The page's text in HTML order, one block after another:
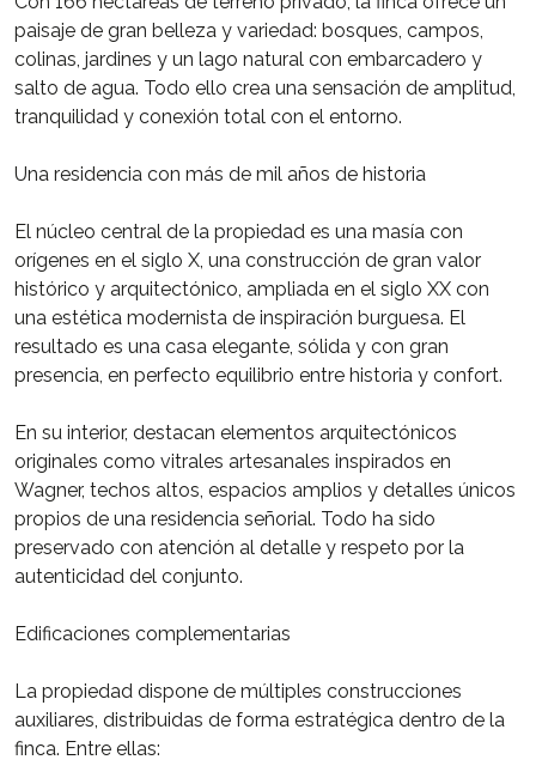
paisaje de gran belleza y variedad: bosques, campos,
colinas, jardines y un lago natural con embarcadero y
salto de agua. Todo ello crea una sensación de amplitud,
tranquilidad y conexión total con el entorno.
Una residencia con más de mil años de historia
El núcleo central de la propiedad es una masía con
orígenes en el siglo X, una construcción de gran valor
histórico y arquitectónico, ampliada en el siglo XX con
una estética modernista de inspiración burguesa. El
resultado es una casa elegante, sólida y con gran
presencia, en perfecto equilibrio entre historia y confort.
En su interior, destacan elementos arquitectónicos
originales como vitrales artesanales inspirados en
Wagner, techos altos, espacios amplios y detalles únicos
propios de una residencia señorial. Todo ha sido
preservado con atención al detalle y respeto por la
autenticidad del conjunto.
Edificaciones complementarias
La propiedad dispone de múltiples construcciones
auxiliares, distribuidas de forma estratégica dentro de la
finca. Entre ellas: